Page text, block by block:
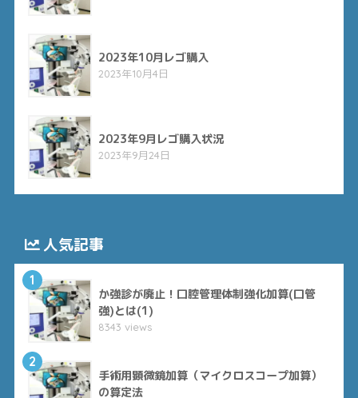
2023年10月レゴ購入
2023年10月4日
2023年9月レゴ購入状況
2023年9月24日
人気記事
1
か強診が廃止！口腔管理体制強化加算(口管
強)とは(1)
8343 views
2
手術用顕微鏡加算（マイクロスコープ加算）
の算定法